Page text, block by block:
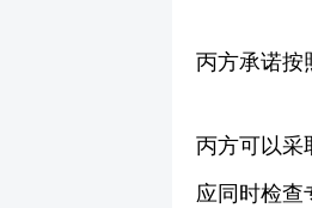
丙方承诺按
丙方可以采
应同时检查